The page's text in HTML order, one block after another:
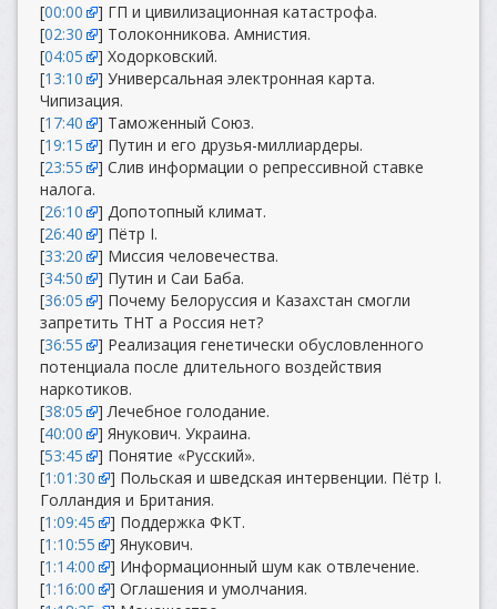
[00:00
] ГП и цивилизационная катастрофа.
[02:30
] Толоконникова. Амнистия.
[04:05
] Ходорковский.
[13:10
] Универсальная электронная карта.
Чипизация.
[17:40
] Таможенный Союз.
[19:15
] Путин и его друзья-миллиардеры.
[23:55
] Слив информации о репрессивной ставке
налога.
[26:10
] Допотопный климат.
[26:40
] Пётр I.
[33:20
] Миссия человечества.
[34:50
] Путин и Саи Баба.
[36:05
] Почему Белоруссия и Казахстан смогли
запретить ТНТ а Россия нет?
[36:55
] Реализация генетически обусловленного
потенциала после длительного воздействия
наркотиков.
[38:05
] Лечебное голодание.
[40:00
] Янукович. Украина.
[53:45
] Понятие «Русский».
[1:01:30
] Польская и шведская интервенции. Пётр I.
Голландия и Британия.
[1:09:45
] Поддержка ФКТ.
[1:10:55
] Янукович.
[1:14:00
] Информационный шум как отвлечение.
[1:16:00
] Оглашения и умолчания.